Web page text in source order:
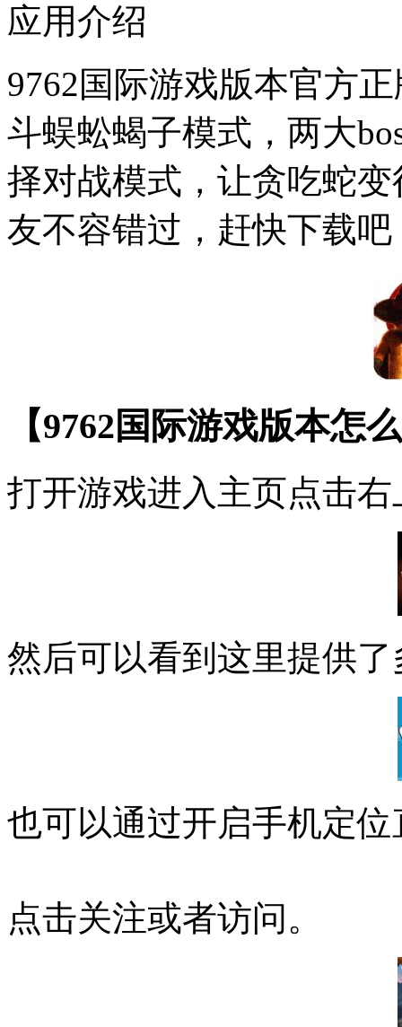
应用介绍
9762国际游戏版本官方
斗蜈蚣蝎子模式，两大
择对战模式，让贪吃蛇
友不容错过，赶快下载吧
【9762国际游戏版本怎
打开游戏进入主页点击
然后可以看到这里提供
也可以通过开启手机定
点击关注或者访问。